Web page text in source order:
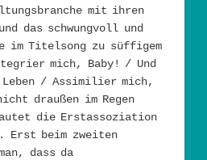
mit ihren
das schwungvoll und
im Titelsong zu süffigem
mich, Baby! / Und
/ Assimilier mich,
draußen im Regen
die Erstassoziation
Erst beim zweiten
dass da